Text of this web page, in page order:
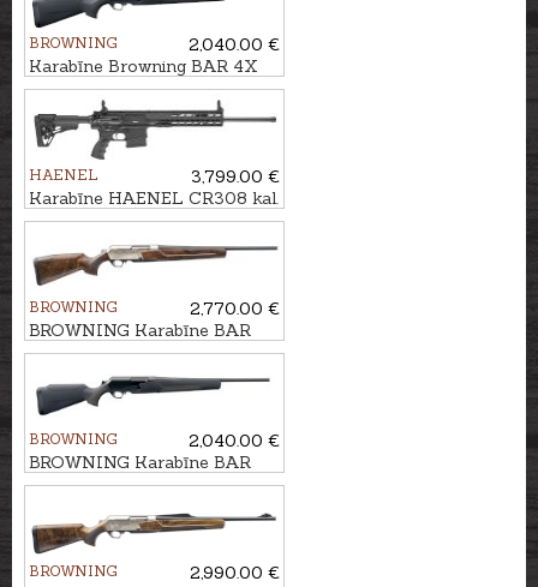
BROWNING
2,040.00 €
Karabīne Browning BAR 4X
Hunter Black kal. .30-06
M14x1
HAENEL
3,799.00 €
Karabīne HAENEL CR308 kal.
.308Win. 510mm ar Match
BROWNING
2,770.00 €
BROWNING Karabīne BAR
4X Ultimate Bavarian 3GR
kal. 30-06 M14x1
BROWNING
2,040.00 €
BROWNING Karabīne BAR
4X Hunter Black/Brown kal.
BROWNING
2,990.00 €